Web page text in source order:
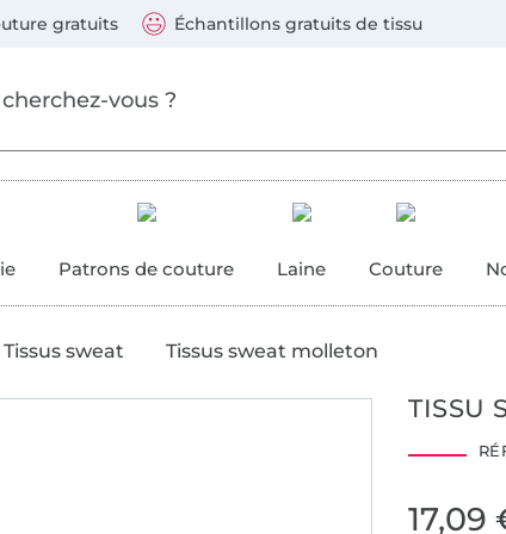
gratuits Échantillons gratuits de tissu
Patrons de couture Laine Couture
Tissus sweat Tissus sweat molleton
TISSU
17,09
suivants : Visa, Mastercard, Carte bleue, PayPal,